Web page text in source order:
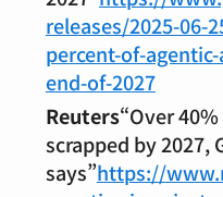
releases/2025-06-
percent-of-
end-of-2027
Reuters“Over
scrapped by 2027,
says”https://